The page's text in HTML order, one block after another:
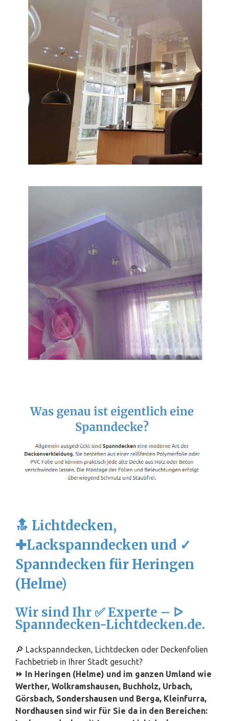
🔝 Lichtdecken,
✚Lackspanndecken und ✓
Spanndecken für Heringen
(Helme)
Wir sind Ihr ✅ Experte – ᐅ
Spanndecken-Lichtdecken.de.
🔎 Lackspanndecken, Lichtdecken oder Deckenfolien
Fachbetrieb in Ihrer Stadt gesucht?
⏩ In Heringen (Helme) und im ganzen Umland wie
Werther, Wolkramshausen, Buchholz, Urbach,
Görsbach, Sondershausen und Berga, Kleinfurra,
Nordhausen sind wir für Sie da in den Bereichen: